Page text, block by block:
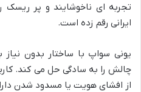
تجربه ای ناخوشایند و پر ریسک
ایرانی رقم زده است.
چالش را به سادگی حل می کند.
از افشای هویت یا مسدود شدن